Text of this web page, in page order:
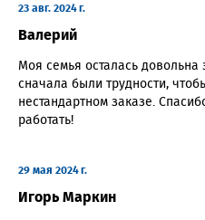
23 авг. 2024 г.
Валерий
Моя семья осталась довольна
сначала были трудности,
нестандартном заказе.
работать!
29 мая 2024 г.
Игорь Маркин